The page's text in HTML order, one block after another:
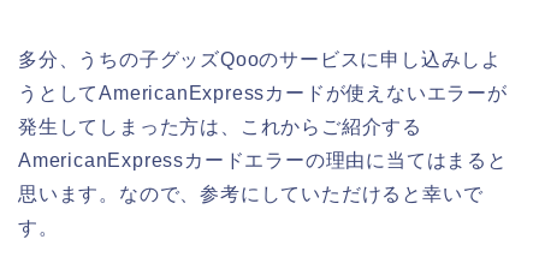
多分、うちの子グッズQooのサービスに申し込みしよ
うとしてAmericanExpressカードが使えないエラーが
発生してしまった方は、これからご紹介する
AmericanExpressカードエラーの理由に当てはまると
思います。なので、参考にしていただけると幸いで
す。